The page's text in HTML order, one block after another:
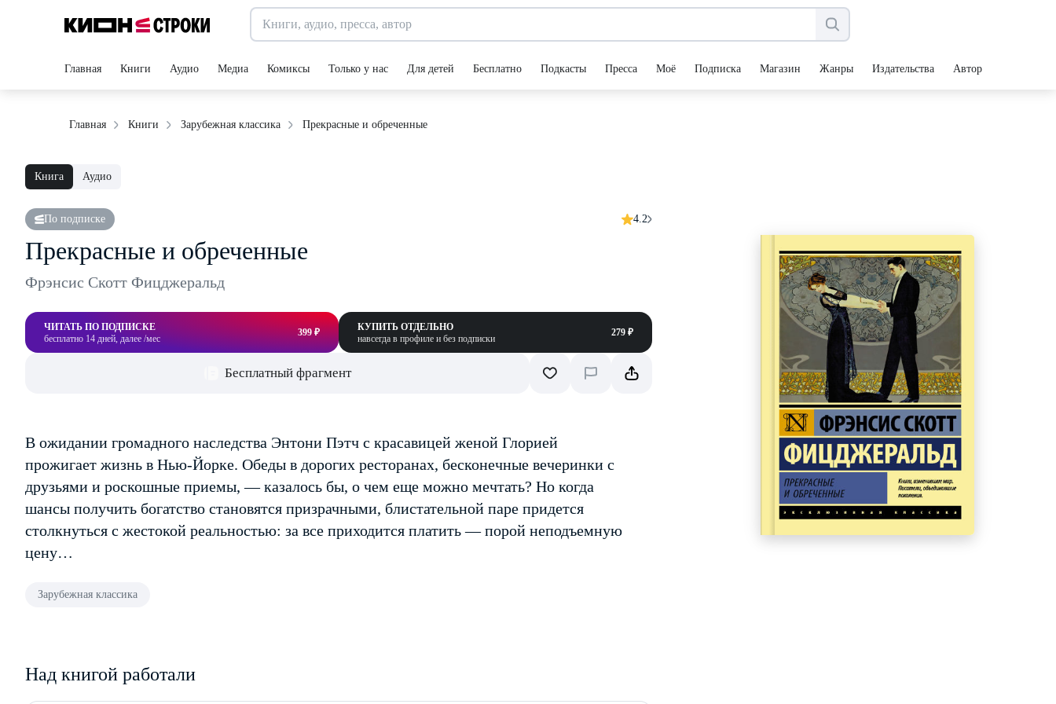
Главная Книги Аудио Медиа Комиксы Только у нас Для детей Бесплатно Подкасты Пресса Моё Подписка Магазин Жанры Издательства Авторы
Главная Книги Зарубежная классика Прекрасные и обреченные
Книга Аудио
По подписке 4.2
Прекрасные и обреченные
Фрэнсис Скотт Фицджеральд
ЧИТАТЬ ПО ПОДПИСКЕ
бесплатно 14 дней, далее /мес
399 ₽
КУПИТЬ ОТДЕЛЬНО
навсегда в профиле и без подписки
279 ₽
Бесплатный фрагмент
В ожидании громадного наследства Энтони Пэтч с красавицей женой Глорией
прожигает жизнь в Нью-Йорке. Обеды в дорогих ресторанах, бесконечные вечеринки с
друзьями и роскошные приемы, — казалось бы, о чем еще можно мечтать? Но когда
шансы получить богатство становятся призрачными, блистательной паре придется
столкнуться с жестокой реальностью: за все приходится платить — порой неподъемную
цену…
Зарубежная классика
Над книгой работали